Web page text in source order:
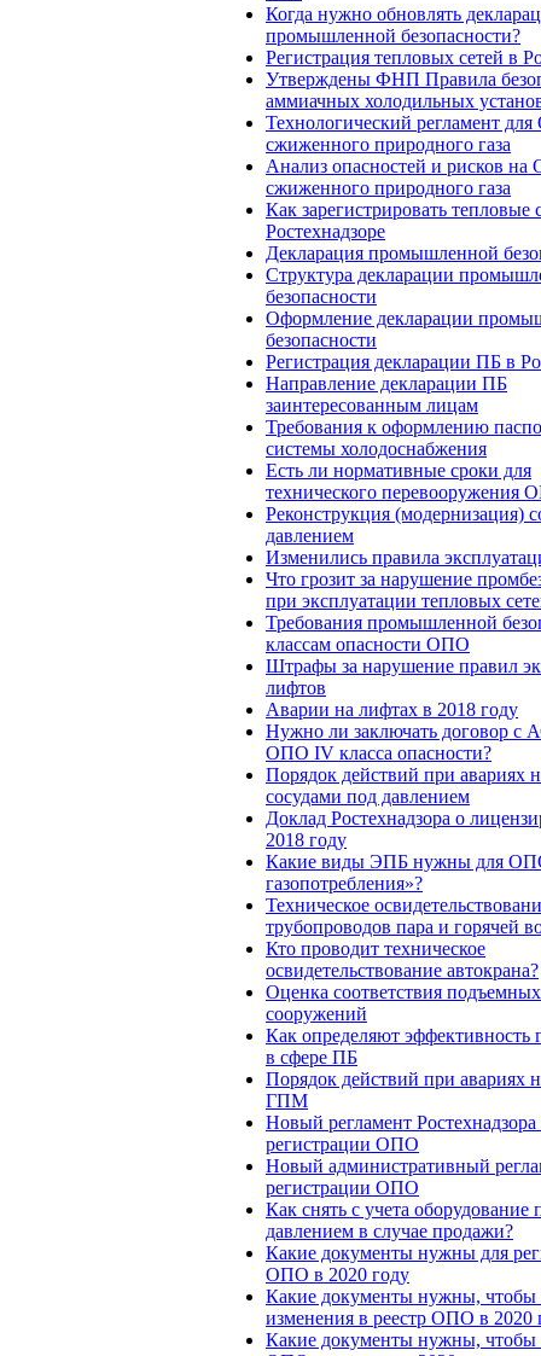
Когда нужно обновлять
промышленной безопасности?
Регистрация тепловых сетей в
Утверждены ФНП Правила
аммиачных холодильных
Технологический регламент
сжиженного природного газа
Анализ опасностей и рисков
сжиженного природного газа
Как зарегистрировать тепловые
Ростехнадзоре
Декларация промышленной
Структура декларации
безопасности
Оформление декларации
безопасности
Регистрация декларации ПБ в
Направление декларации ПБ
заинтересованным лицам
Требования к оформлению
системы холодоснабжения
Есть ли нормативные сроки для
технического перевооружения
Реконструкция (модернизация)
давлением
Изменились правила
Что грозит за нарушение
при эксплуатации тепловых
Требования промышленной
классам опасности ОПО
Штрафы за нарушение правил
лифтов
Аварии на лифтах в 2018 году
Нужно ли заключать договор с
ОПО IV класса опасности?
Порядок действий при авариях
сосудами под давлением
Доклад Ростехнадзора о
2018 году
Какие виды ЭПБ нужны для
газопотребления»?
Техническое
трубопроводов пара и горячей
Кто проводит техническое
освидетельствование автокрана?
Оценка соответствия подъемных
сооружений
Как определяют эффективность
в сфере ПБ
Порядок действий при авариях
ГПМ
Новый регламент Ростехнадзора
регистрации ОПО
Новый административный
регистрации ОПО
Как снять с учета оборудование
давлением в случае продажи?
Какие документы нужны для
ОПО в 2020 году
Какие документы нужны, чтобы
изменения в реестр ОПО в 2020
Какие документы нужны, чтобы